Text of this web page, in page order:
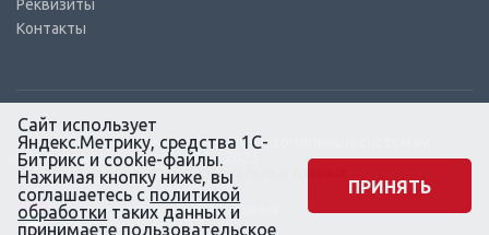
Реквизиты
Контакты
© КТС-Дизель – Комплектующие к топливным системам
Все права защищены, 2003 – 2025
Согласие на обработку персональных данных
Сайт создан в маркетинговом
агентстве KLUEV.BZ
Сайт использует
Яндекс.Метрику, средства 1С-
Битрикс и cookie-файлы.
Нажимая кнопку ниже, вы
соглашаетесь с политикой
обработки таких данных и
принимаете пользовательское
ПРИНЯТЬ